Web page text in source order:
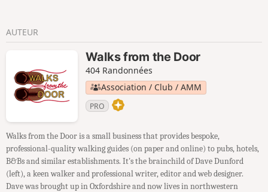
AUTEUR
Walks from the Door
404 Randonnées
Association / Club / AMM
PRO
Walks from the Door is a small business that provides bespoke,
professional-quality walking guides (on paper and online) to pubs, hotels,
B&Bs and similar establishments. It's the brainchild of Dave Dunford
(left), a keen walker and professional writer, editor and web designer.
Dave was brought up in Oxfordshire and now lives in northwestern